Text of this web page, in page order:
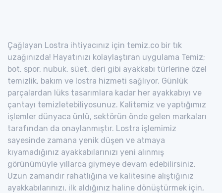
Çağlayan Lostra ihtiyacınız için temiz.co bir tık
uzağınızda! Hayatınızı kolaylaştıran uygulama Temiz;
bot, spor, nubuk, süet, deri gibi ayakkabı türlerine özel
temizlik, bakım ve lostra hizmeti sağlıyor. Günlük
parçalardan lüks tasarımlara kadar her ayakkabıyı ve
çantayı temizletebiliyosunuz. Kalitemiz ve yaptığımız
işlemler dünyaca ünlü, sektörün önde gelen markaları
tarafından da onaylanmıştır. Lostra işlemimiz
sayesinde zamana yenik düşen ve atmaya
kıyamadığınız ayakkabılarınızı yeni alınmış
görünümüyle yıllarca giymeye devam edebilirsiniz.
Uzun zamandır rahatlığına ve kalitesine alıştığınız
ayakkabılarınızı, ilk aldığınız haline dönüştürmek için,